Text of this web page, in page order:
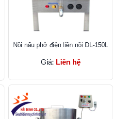
Nồi nấu phở điện liền nồi DL-150L
Giá: Liên hệ